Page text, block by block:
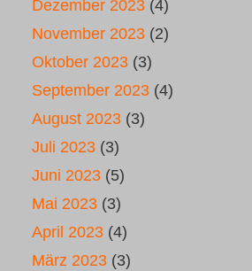
Dezember 2023 (4)
November 2023 (2)
Oktober 2023 (3)
September 2023 (4)
August 2023 (3)
Juli 2023 (3)
Juni 2023 (5)
Mai 2023 (3)
April 2023 (4)
März 2023 (3)